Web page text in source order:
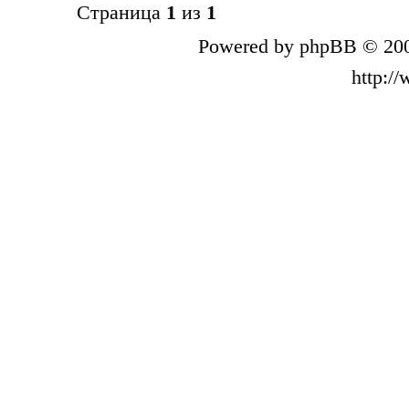
Страница 1 из 1
Powered by phpBB ©
http://